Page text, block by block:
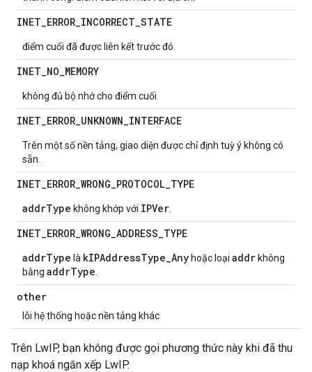
INET_ERROR_INCORRECT_STATE
điểm cuối đã được liên kết trước đó
INET_NO_MEMORY
không đủ bộ nhớ cho điểm cuối
INET_ERROR_UNKNOWN_INTERFACE
Trên một số nền tảng, giao diện được chỉ định tuỳ ý không có
sẵn.
INET_ERROR_WRONG_PROTOCOL_TYPE
addrType không khớp với IPVer
INET_ERROR_WRONG_ADDRESS_TYPE
addrType là kIPAddressType_Any hoặc loại addr không
bằng addrType
other
lỗi hệ thống hoặc nền tảng khác
Trên LwIP, bạn không được gọi phương thức này khi đã thu
nạp khoá ngăn xếp LwIP.